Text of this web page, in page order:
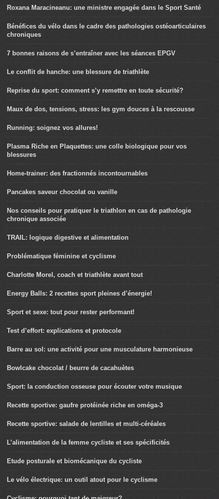
Roxana Maracineanu: une ministre engagée dans le Sport Santé
Bénéfices du vélo dans le cadre des pathologies ostéoarticulaires
chroniques
7 bonnes raisons de s’entraîner avec les séances EPGV
Le conflit de hanche: une blessure de triathlète
Reprise du sport: comment s’y remettre en toute sécurité?
Maux de dos, tensions, stress: les gym douces à la rescousse
Running: soignez vos allures!
Plasma Riche en Plaquettes: une colle biologique pour vos
blessures
Home-trainer: des fractionnés incontournables
Pancakes saveur chocolat ou vanille
Nos conseils pour pratiquer le triathlon en cas de pathologie
chronique associée
TRAIL: logique digestive et alimentation
Problématique féminine et cyclisme
Charlotte Morel, coach et triathlète avant tout
Energy Balls: 2 recettes sport pleines d’énergie!
Sport et sexe: tout pour rester performant!
Test d’effort: explications et protocole
Barre au sol: une activité pour une musculature harmonieuse
Bowlcake chocolat / beurre de cacahuètes
Sport: la conduction osseuse pour écouter votre musique
Recette sportive: gaufre protéinée riche en oméga-3
Recette sportive: salade de lentilles et multi-céréales
L’alimentation de la femme cycliste et ses spécificités
Etude posturale et biomécanique du cycliste
Le vélo électrique: un outil atout pour le cyclisme